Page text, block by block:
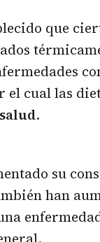
que
cual las
.
su
han